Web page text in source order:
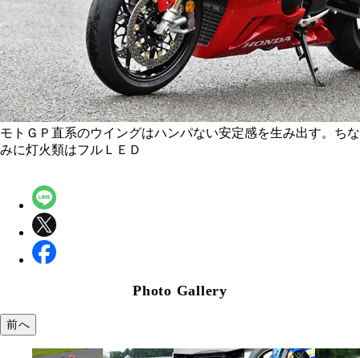
モトＧＰ直系のウイングはハンパない安定感を生み出す。ちな
みに灯火類はフルＬＥＤ
Photo Gallery
前へ